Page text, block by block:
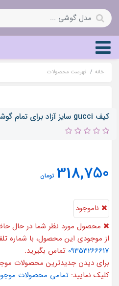
خانه فهرست محصولات
کیف gucci سایز آزاد برای تمام گوشی ها کد c2222
318,750 تومان
ناموجود
محصول مورد نظر شما در حال
از موجودی این محصول، با شماره
09353266617 تماس بگیرید.
برای دیدن جدیدترین محصولات
کلیک نمایید: تمامی محصولات